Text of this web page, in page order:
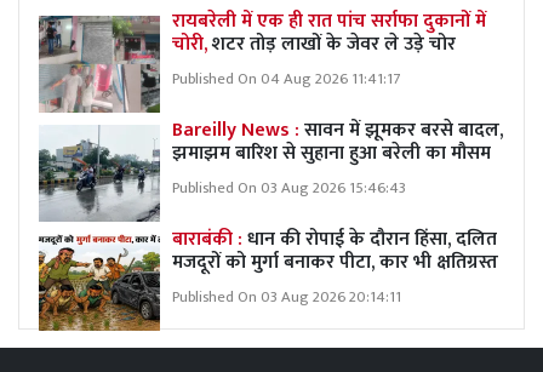
रायबरेली में एक ही रात पांच सर्राफा दुकानों में
चोरी,शटर तोड़ लाखों के जेवर ले उड़े चोर
Published On 04 Aug 2026 11:41:17
Bareilly News :सावन में झूमकर बरसे बादल,
झमाझम बारिश से सुहाना हुआ बरेली का मौसम
Published On 03 Aug 2026 15:46:43
बाराबंकी :धान की रोपाई के दौरान हिंसा, दलित
मजदूरों को मुर्गा बनाकर पीटा, कार भी क्षतिग्रस्त
Published On 03 Aug 2026 20:14:11